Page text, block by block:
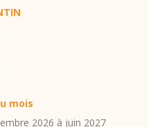
mois
2026 à juin 2027